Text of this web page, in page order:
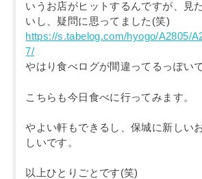
いうお店がヒットするんですが、見
いし、疑問に思ってました(笑)
https://s.tabelog.com/hyogo/A2805/
7/
やはり食べログが間違ってるっぽい
こちらも今日食べに行ってみます。
やよい軒もできるし、保城に新しい
しいです。
以上ひとりごとです(笑)